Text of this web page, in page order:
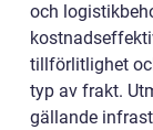
och
tillförlitlighet
typ av frakt.
gällande